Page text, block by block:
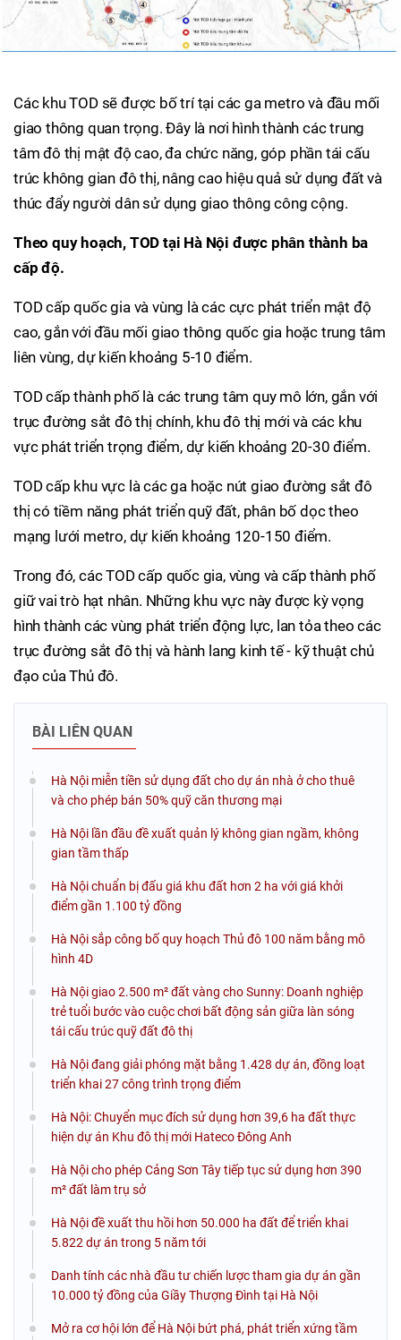
Các khu TOD sẽ được bố trí tại các ga metro và đầu mối
giao thông quan trọng. Đây là nơi hình thành các trung
tâm đô thị mật độ cao, đa chức năng, góp phần tái cấu
trúc không gian đô thị, nâng cao hiệu quả sử dụng đất và
thúc đẩy người dân sử dụng giao thông công cộng.
Theo quy hoạch, TOD tại Hà Nội được phân thành ba
cấp độ.
TOD cấp quốc gia và vùng là các cực phát triển mật độ
cao, gắn với đầu mối giao thông quốc gia hoặc trung tâm
liên vùng, dự kiến khoảng 5-10 điểm.
TOD cấp thành phố là các trung tâm quy mô lớn, gắn với
trục đường sắt đô thị chính, khu đô thị mới và các khu
vực phát triển trọng điểm, dự kiến khoảng 20-30 điểm.
TOD cấp khu vực là các ga hoặc nút giao đường sắt đô
thị có tiềm năng phát triển quỹ đất, phân bố dọc theo
mạng lưới metro, dự kiến khoảng 120-150 điểm.
Trong đó, các TOD cấp quốc gia, vùng và cấp thành phố
giữ vai trò hạt nhân. Những khu vực này được kỳ vọng
hình thành các vùng phát triển động lực, lan tỏa theo các
trục đường sắt đô thị và hành lang kinh tế - kỹ thuật chủ
đạo của Thủ đô.
BÀI LIÊN QUAN
Hà Nội miễn tiền sử dụng đất cho dự án nhà ở cho thuê
và cho phép bán 50% quỹ căn thương mại
Hà Nội lần đầu đề xuất quản lý không gian ngầm, không
gian tầm thấp
Hà Nội chuẩn bị đấu giá khu đất hơn 2 ha với giá khởi
điểm gần 1.100 tỷ đồng
Hà Nội sắp công bố quy hoạch Thủ đô 100 năm bằng mô
hình 4D
Hà Nội giao 2.500 m² đất vàng cho Sunny: Doanh nghiệp
trẻ tuổi bước vào cuộc chơi bất động sản giữa làn sóng
tái cấu trúc quỹ đất đô thị
Hà Nội đang giải phóng mặt bằng 1.428 dự án, đồng loạt
triển khai 27 công trình trọng điểm
Hà Nội: Chuyển mục đích sử dụng hơn 39,6 ha đất thực
hiện dự án Khu đô thị mới Hateco Đông Anh
Hà Nội cho phép Cảng Sơn Tây tiếp tục sử dụng hơn 390
m² đất làm trụ sở
Hà Nội đề xuất thu hồi hơn 50.000 ha đất để triển khai
5.822 dự án trong 5 năm tới
Danh tính các nhà đầu tư chiến lược tham gia dự án gần
10.000 tỷ đồng của Giầy Thượng Đình tại Hà Nội
Mở ra cơ hội lớn để Hà Nội bứt phá, phát triển xứng tầm